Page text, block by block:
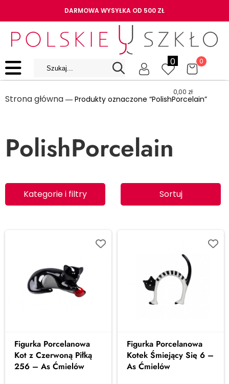
DARMOWA WYSYŁKA OD 500 ZŁ
0 0
0,00 zł
Strona główna ― Produkty oznaczone “PolishPorcelain”
PolishPorcelain
Kategorie i filtry Sortuj
Figurka Porcelanowa
Kot z Czerwoną Piłką
256 – As Ćmielów
Figurka Porcelanowa
Kotek Śmiejący Się 6 –
As Ćmielów